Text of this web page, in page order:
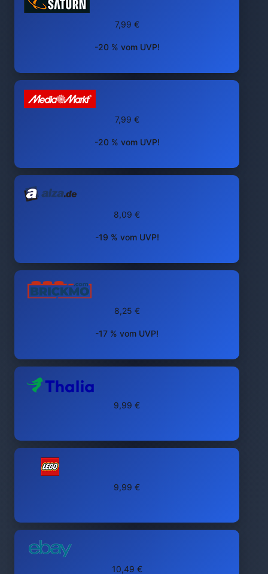
7,99 €
-20 % vom UVP!
7,99 €
-20 % vom UVP!
8,09 €
-19 % vom UVP!
8,25 €
-17 % vom UVP!
9,99 €
9,99 €
10,49 €